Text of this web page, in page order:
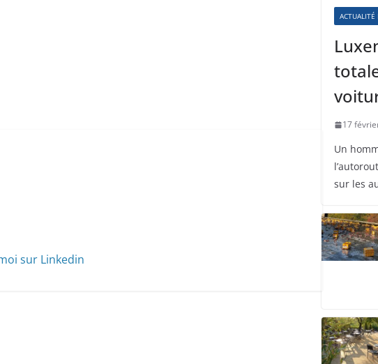
sur Linkedin
ACTUALITÉ
17
Un
sur les